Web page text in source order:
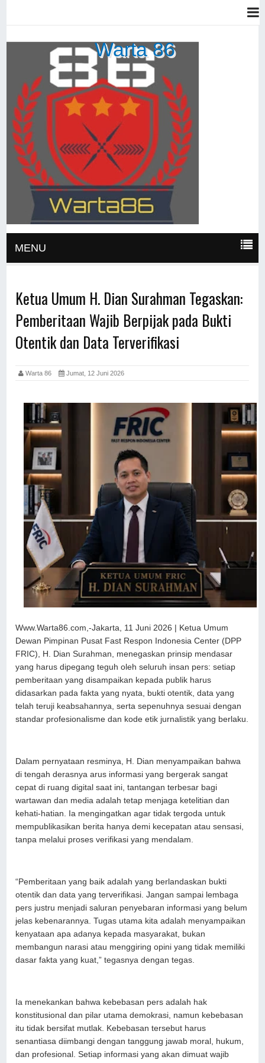
Warta 86
MENU
Ketua Umum H. Dian Surahman Tegaskan:
Pemberitaan Wajib Berpijak pada Bukti
Otentik dan Data Terverifikasi
Warta 86 Jumat, 12 Juni 2026
Www.Warta86.com,-Jakarta, 11 Juni 2026 | Ketua Umum
Dewan Pimpinan Pusat Fast Respon Indonesia Center (DPP
FRIC), H. Dian Surahman, menegaskan prinsip mendasar
yang harus dipegang teguh oleh seluruh insan pers: setiap
pemberitaan yang disampaikan kepada publik harus
didasarkan pada fakta yang nyata, bukti otentik, data yang
telah teruji keabsahannya, serta sepenuhnya sesuai dengan
standar profesionalisme dan kode etik jurnalistik yang berlaku.
Dalam pernyataan resminya, H. Dian menyampaikan bahwa
di tengah derasnya arus informasi yang bergerak sangat
cepat di ruang digital saat ini, tantangan terbesar bagi
wartawan dan media adalah tetap menjaga ketelitian dan
kehati-hatian. Ia mengingatkan agar tidak tergoda untuk
mempublikasikan berita hanya demi kecepatan atau sensasi,
tanpa melalui proses verifikasi yang mendalam.
“Pemberitaan yang baik adalah yang berlandaskan bukti
otentik dan data yang terverifikasi. Jangan sampai lembaga
pers justru menjadi saluran penyebaran informasi yang belum
jelas kebenarannya. Tugas utama kita adalah menyampaikan
kenyataan apa adanya kepada masyarakat, bukan
membangun narasi atau menggiring opini yang tidak memiliki
dasar fakta yang kuat,” tegasnya dengan tegas.
Ia menekankan bahwa kebebasan pers adalah hak
konstitusional dan pilar utama demokrasi, namun kebebasan
itu tidak bersifat mutlak. Kebebasan tersebut harus
senantiasa diimbangi dengan tanggung jawab moral, hukum,
dan profesional. Setiap informasi yang akan dimuat wajib